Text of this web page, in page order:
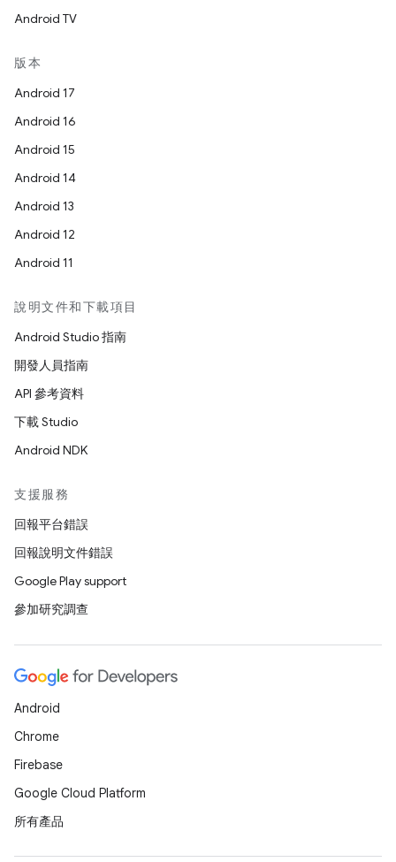
Android TV
版本
Android 17
Android 16
Android 15
Android 14
Android 13
Android 12
Android 11
說明文件和下載項目
Android Studio 指南
開發人員指南
API 參考資料
下載 Studio
Android NDK
支援服務
回報平台錯誤
回報說明文件錯誤
Google Play support
參加研究調查
Android
Chrome
Firebase
Google Cloud Platform
所有產品